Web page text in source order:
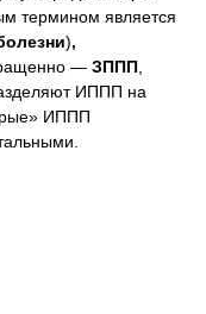
термином является
),
— ЗППП
ИППП на
ИППП